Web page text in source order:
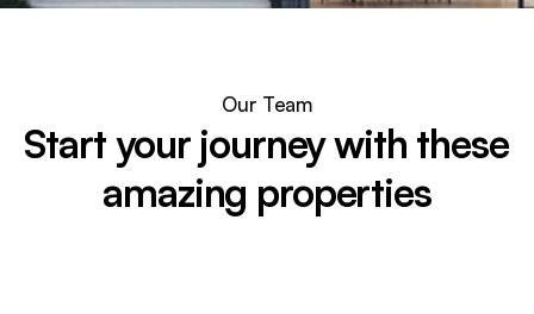
Our Team
Start your journey with these
amazing properties